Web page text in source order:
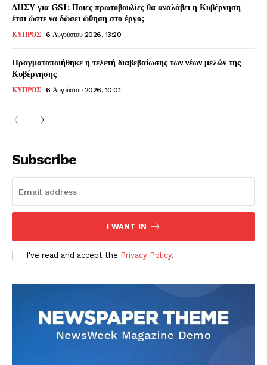
ΔΗΣΥ για GSI: Ποιες πρωτοβουλίες θα αναλάβει η Κυβέρνηση
έτσι ώστε να δώσει ώθηση στο έργο;
ΚΥΠΡΟΣ 6 Αυγούστου 2026, 13:20
Πραγματοποιήθηκε η τελετή διαβεβαίωσης των νέων μελών της
Κυβέρνησης
ΚΥΠΡΟΣ 6 Αυγούστου 2026, 10:01
Subscribe
I WANT IN
I've read and accept the Privacy Policy.